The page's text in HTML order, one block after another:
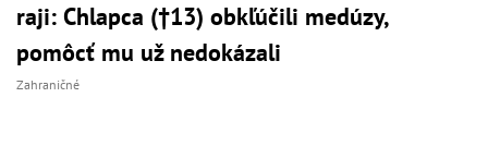
raji: Chlapca (†13) obkľúčili medúzy,
pomôcť mu už nedokázali
Zahraničné